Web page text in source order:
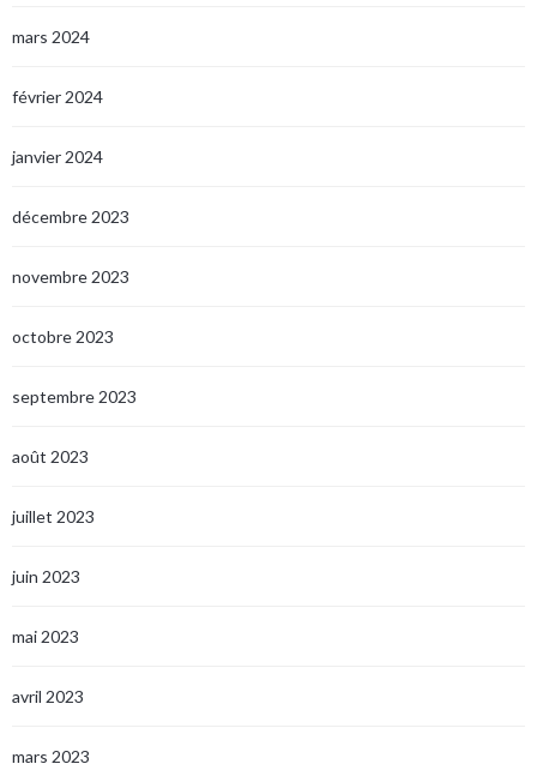
mars 2024
février 2024
janvier 2024
décembre 2023
novembre 2023
octobre 2023
septembre 2023
août 2023
juillet 2023
juin 2023
mai 2023
avril 2023
mars 2023